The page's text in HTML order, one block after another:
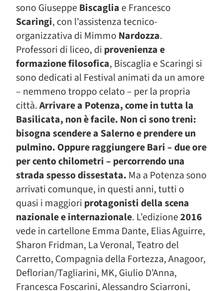
sono GiuseppeBiscaglia e Francesco
Scaringi, con l’assistenza tecnico-
organizzativa di Mimmo Nardozza.
Professori di liceo, di provenienza e
formazione filosofica, Biscaglia e Scaringi si
sono dedicati al Festival animati da un amore
– nemmeno troppo celato – per la propria
città.Arrivare a Potenza, come in tutta la
Basilicata, non è facile. Non ci sono treni:
bisogna scendere a Salerno e prendere un
pulmino. Oppure raggiungere Bari – due ore
per cento chilometri – percorrendo una
strada spesso dissestata. Ma a Potenza sono
arrivati comunque, in questi anni, tutti o
quasi i maggiori protagonisti della scena
nazionale e internazionale. L’edizione2016
vede in cartellone Emma Dante, Elias Aguirre,
Sharon Fridman, La Veronal, Teatro del
Carretto, Compagnia della Fortezza, Anagoor,
Deflorian/Tagliarini, MK, Giulio D’Anna,
Francesca Foscarini, Alessandro Sciarroni,